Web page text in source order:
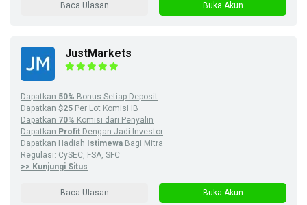
Baca Ulasan Buka Akun
JustMarkets
Dapatkan 50% Bonus Setiap Deposit
Dapatkan $25 Per Lot Komisi IB
Dapatkan 70% Komisi dari Penyalin
Dapatkan Profit Dengan Jadi Investor
Dapatkan Hadiah
Istimewa Bagi Mitra
Regulasi: CySEC, FSA, SFC
>> Kunjungi Situs
Baca Ulasan Buka Akun